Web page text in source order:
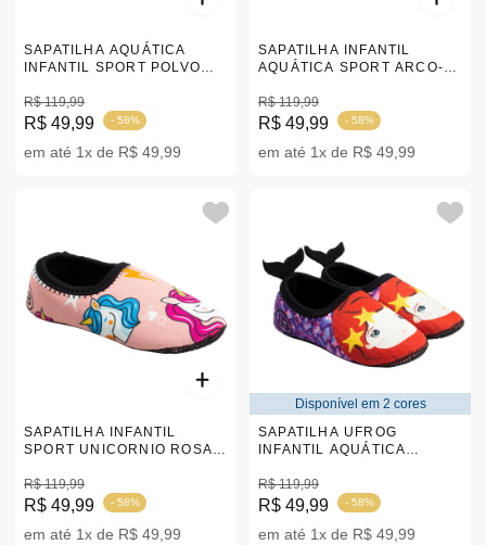
SAPATILHA AQUÁTICA
INFANTIL SPORT POLVO
R$ 119,99
R$ 49,99 - 58%
em até 1x de R$ 49,99
SAPATILHA INFANTIL
AQUÁTICA SPORT ARCO-
R$ 119,99
R$ 49,99 - 58%
em até 1x de R$ 49,99
SAPATILHA INFANTIL
SPORT UNICORNIO ROSA
R$ 119,99
R$ 49,99 - 58%
em até 1x de R$ 49,99
Disponível em 2 cores
SAPATILHA UFROG
INFANTIL AQUÁTICA
R$ 119,99
R$ 49,99 - 58%
em até 1x de R$ 49,99